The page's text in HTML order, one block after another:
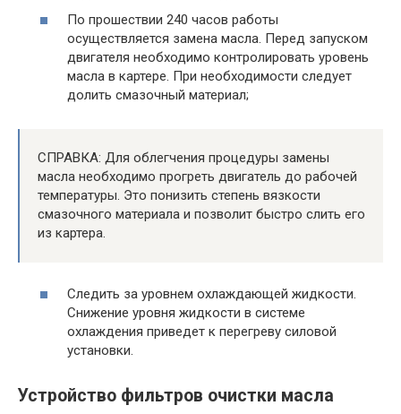
По прошествии 240 часов работы
осуществляется замена масла. Перед запуском
двигателя необходимо контролировать уровень
масла в картере. При необходимости следует
долить смазочный материал;
СПРАВКА: Для облегчения процедуры замены
масла необходимо прогреть двигатель до рабочей
температуры. Это понизить степень вязкости
смазочного материала и позволит быстро слить его
из картера.
Следить за уровнем охлаждающей жидкости.
Снижение уровня жидкости в системе
охлаждения приведет к перегреву силовой
установки.
Устройство фильтров очистки масла